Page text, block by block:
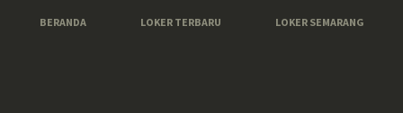
BERANDA LOKER TERBARU LOKER SEMARANG